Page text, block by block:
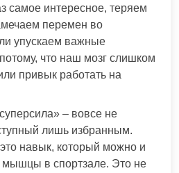
самое интересное, теряем
перемен во
упускаем важные
что наш мозг слишком
привык работать на
– вовсе не
лишь избранным.
навык, который можно и
мышцы в спортзале. Это не